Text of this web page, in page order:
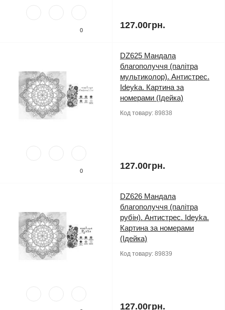
0 127.00грн.
0
DZ625 Мандала
благополуччя (палітра
мультиколор). Антистрес.
Ideyka. Картина за
номерами (Ідейка)
Код товару: 89838
127.00грн.
DZ626 Мандала
благополуччя (палітра
рубін). Антистрес. Ideyka.
Картина за номерами
(Ідейка)
Код товару: 89839
127.00грн.